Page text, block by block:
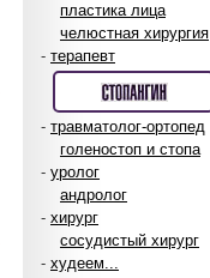
пластика лица
челюстная хирургия
- терапевт
- травматолог-ортопед
голеностоп и стопа
- уролог
андролог
- хирург
сосудистый хирург
- худеем...